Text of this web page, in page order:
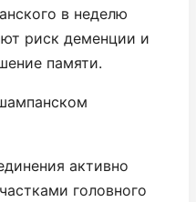
в неделю
риск деменции и
памяти.
активно
головного